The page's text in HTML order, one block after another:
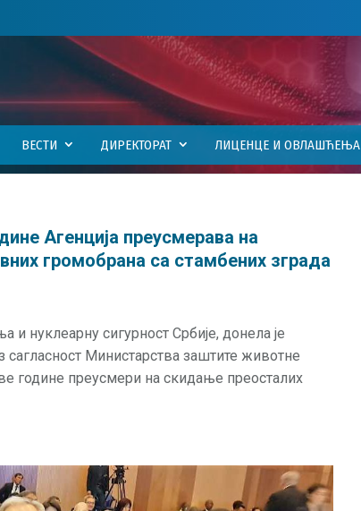
ВЕСТИ ДИРЕКТОРАТ ЛИЦЕНЦЕ И ОВЛАШЋЕЊА
Агенција преусмерава на
громобрана са стамбених зграда
и нуклеарну сигурност Србије, донела је
Министарства заштите животне
године преусмери на скидање преосталих